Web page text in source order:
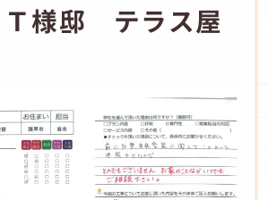
様邸 テラス屋